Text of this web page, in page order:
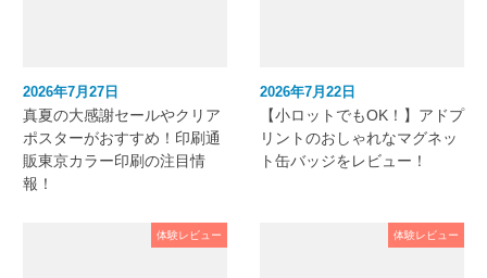
2026年7月27日
真夏の大感謝セールやクリア
ポスターがおすすめ！印刷通
販東京カラー印刷の注目情
報！
2026年7月22日
【小ロットでもOK！】アドプ
リントのおしゃれなマグネッ
ト缶バッジをレビュー！
体験レビュー 体験レビュー